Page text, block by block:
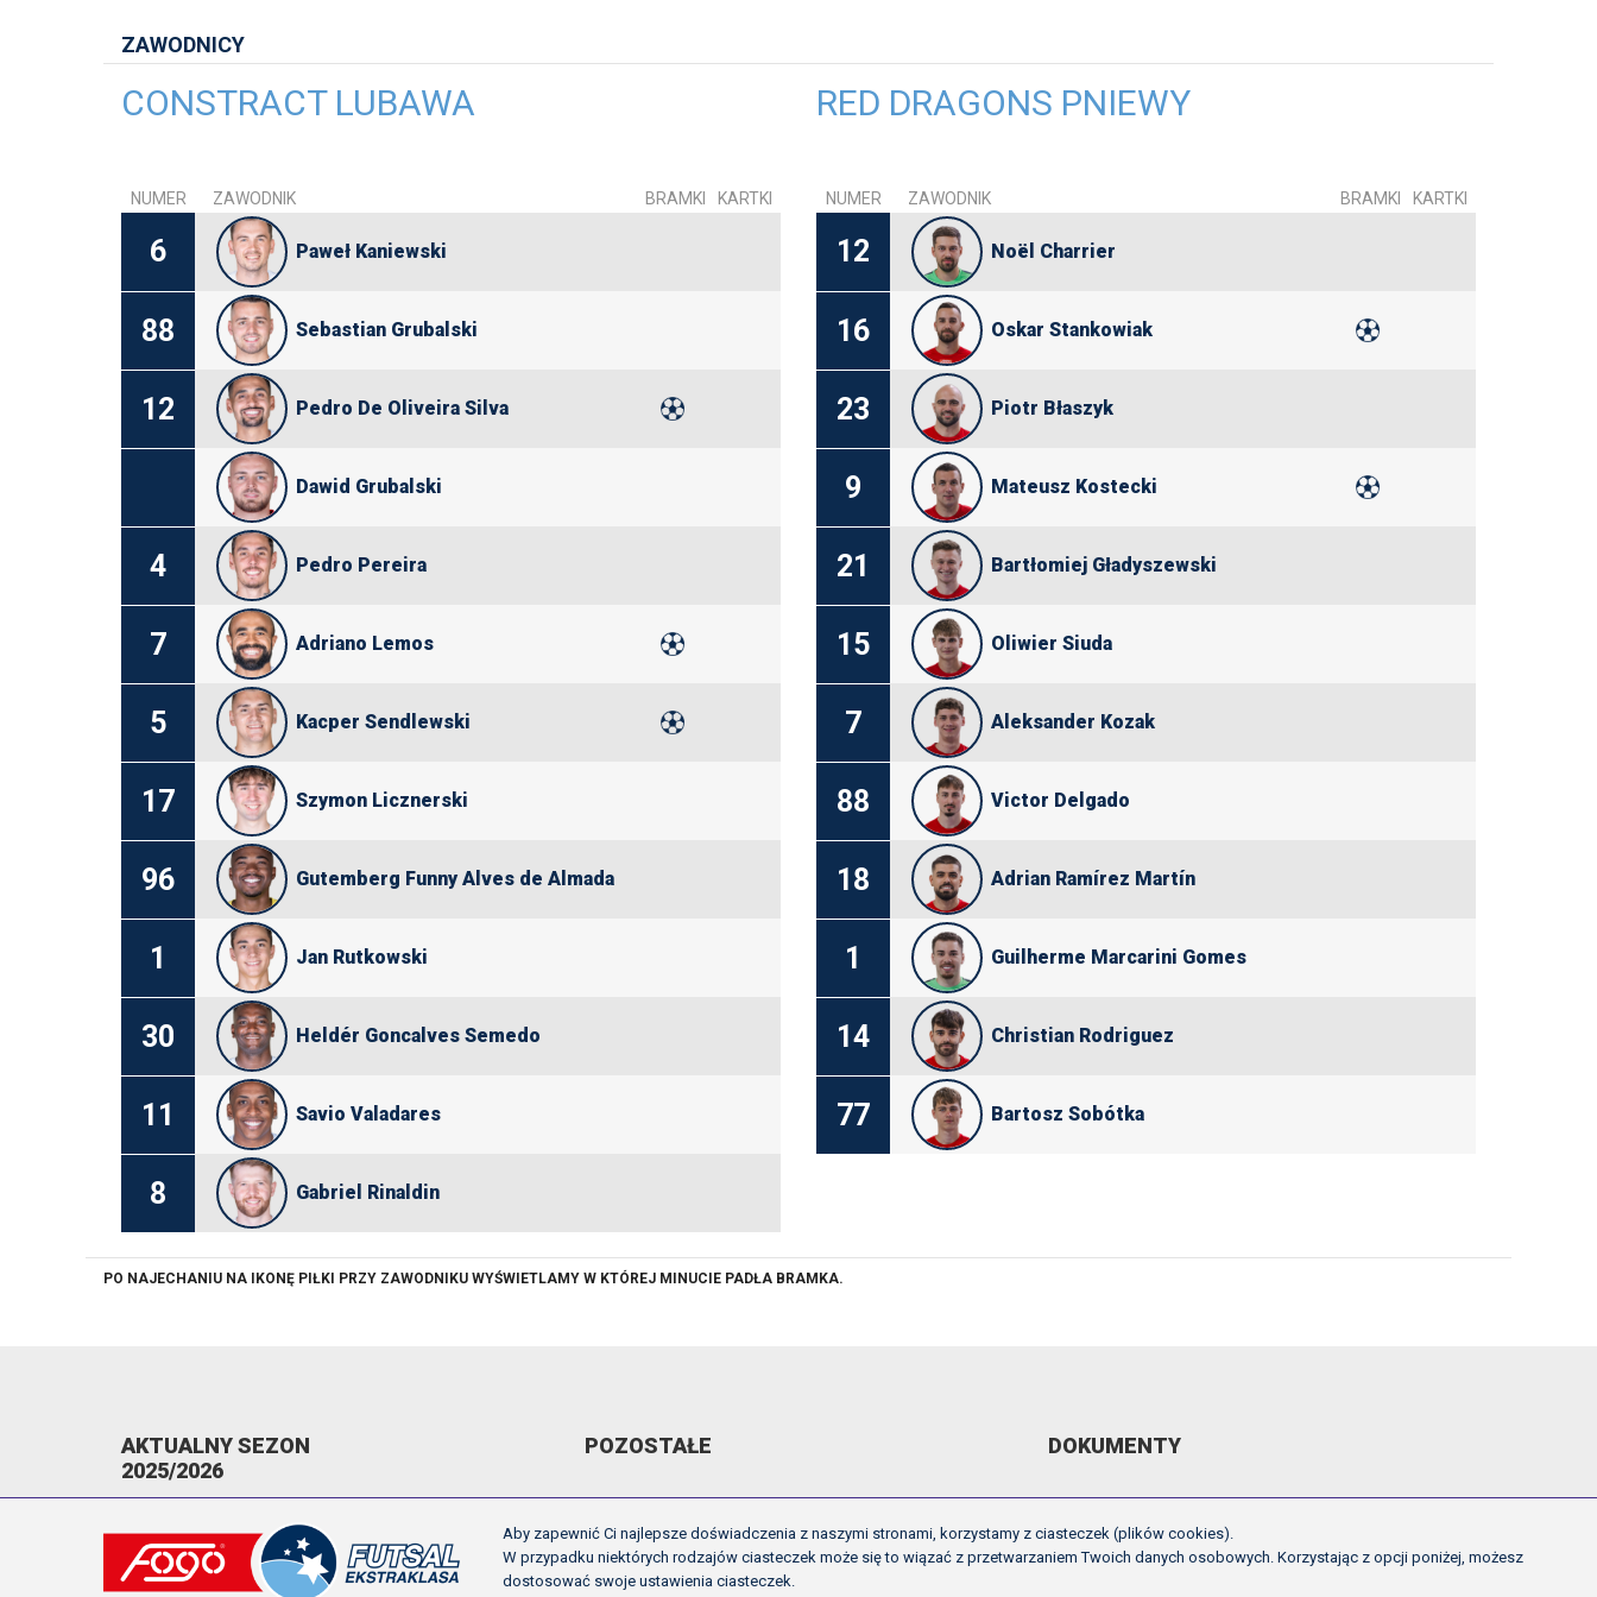
ZAWODNICY
CONSTRACT LUBAWA
NUMER ZAWODNIK BRAMKI KARTKI
6 Paweł Kaniewski
88 Sebastian Grubalski
12 Pedro De Oliveira Silva
Dawid Grubalski
4 Pedro Pereira
7 Adriano Lemos
5 Kacper Sendlewski
17 Szymon Licznerski
96 Gutemberg Funny Alves de Almada
1 Jan Rutkowski
30 Heldér Goncalves Semedo
11 Savio Valadares
8 Gabriel Rinaldin
RED DRAGONS PNIEWY
NUMER ZAWODNIK BRAMKI KARTKI
12 Noël Charrier
16 Oskar Stankowiak
23 Piotr Błaszyk
9 Mateusz Kostecki
21 Bartłomiej Gładyszewski
15 Oliwier Siuda
7 Aleksander Kozak
88 Victor Delgado
18 Adrian Ramírez Martín
1 Guilherme Marcarini Gomes
14 Christian Rodriguez
77 Bartosz Sobótka
PO NAJECHANIU NA IKONĘ PIŁKI PRZY ZAWODNIKU WYŚWIETLAMY W KTÓREJ MINUCIE PADŁA BRAMKA.
AKTUALNY SEZON
2025/2026
TERMINARZ
NAPOMNIENIA/WYKLUCZENIA
POZOSTAŁE
ARCHIWUM VIDEO
GALERIE
OFICJALNE LOGO
DOKUMENTY
REGULAMIN ROZGRYWEK FE
UCHWAŁY ZARZĄDU PZPN
Aby zapewnić Ci najlepsze doświadczenia z naszymi stronami, korzystamy z ciasteczek (plików cookies).
W przypadku niektórych rodzajów ciasteczek może się to wiązać z przetwarzaniem Twoich danych osobowych. Korzystając z opcji poniżej, możesz
dostosować swoje ustawienia ciasteczek.